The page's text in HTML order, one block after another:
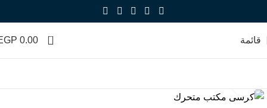
قائمة 0
0.00
-13%